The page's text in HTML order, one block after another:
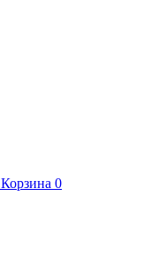
Корзина 0